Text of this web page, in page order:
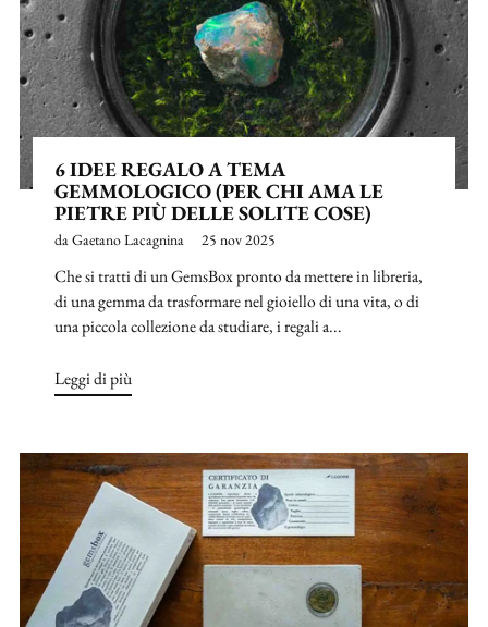
6 IDEE REGALO A TEMA
GEMMOLOGICO (PER CHI AMA LE
PIETRE PIÙ DELLE SOLITE COSE)
da Gaetano Lacagnina 25 nov 2025
Che si tratti di un GemsBox pronto da mettere in libreria,
di una gemma da trasformare nel gioiello di una vita, o di
una piccola collezione da studiare, i regali a...
Leggi di più